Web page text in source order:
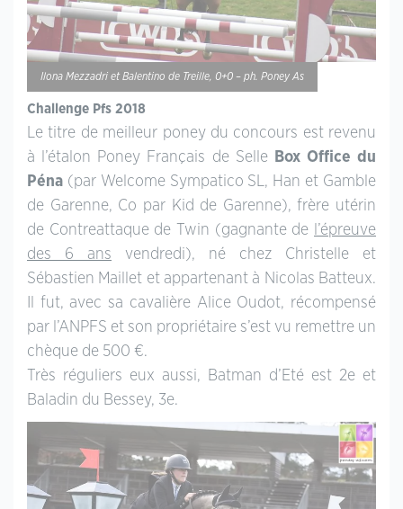
Ilona Mezzadri et Balentino de Treille, 0+0 – ph. Poney As
Challenge Pfs 2018
Le titre de meilleur poney du concours est revenu
à l’étalon Poney Français de Selle Box Office du
Péna (par Welcome Sympatico SL, Han et Gamble
de Garenne, Co par Kid de Garenne), frère utérin
de Contreattaque de Twin (gagnante de
l’épreuve
des 6 ans vendredi), né chez Christelle et
Sébastien Maillet et appartenant à Nicolas Batteux.
Il fut, avec sa cavalière Alice Oudot, récompensé
par l’ANPFS et son propriétaire s’est vu remettre un
chèque de 500 €.
Très réguliers eux aussi, Batman d’Eté est 2e et
Baladin du Bessey, 3e.